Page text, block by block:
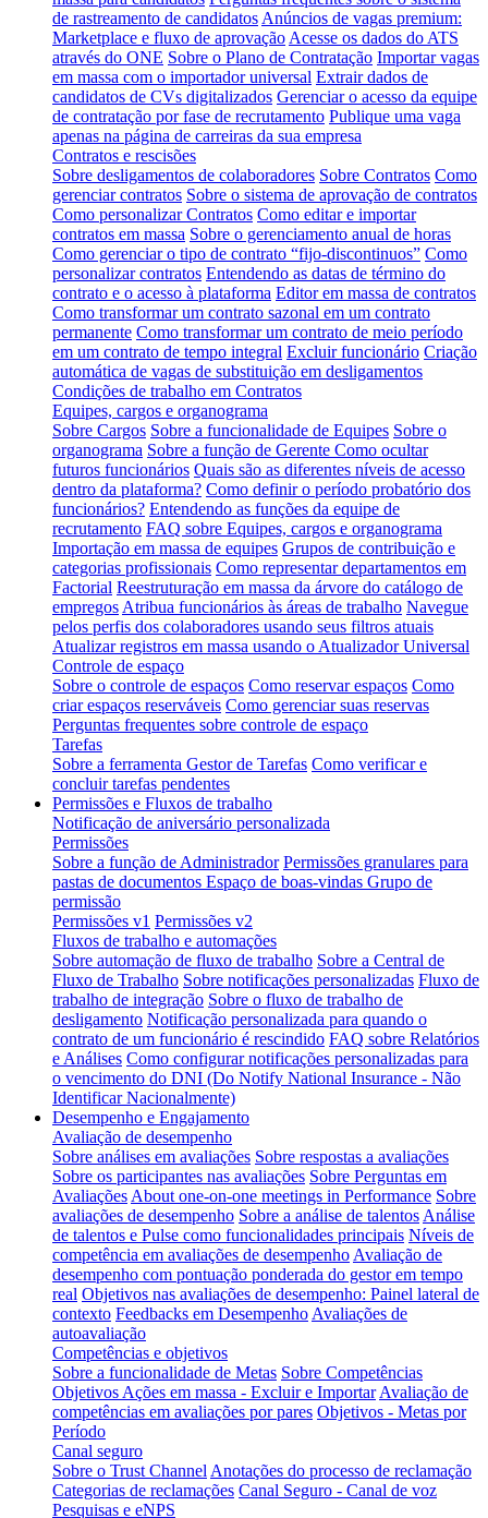
de rastreamento de candidatos Anúncios de vagas premium:
Marketplace e fluxo de aprovação Acesse os dados do ATS
através do ONE Sobre o Plano de Contratação Importar vagas
em massa com o importador universal Extrair dados de
candidatos de CVs digitalizados Gerenciar o acesso da equipe
de contratação por fase de recrutamento Publique uma vaga
apenas na página de carreiras da sua empresa
Contratos e rescisões
Sobre desligamentos de colaboradores Sobre Contratos Como
gerenciar contratos Sobre o sistema de aprovação de contratos
Como personalizar Contratos Como editar e importar
contratos em massa Sobre o gerenciamento anual de horas
Como gerenciar o tipo de contrato “fijo-discontinuos” Como
personalizar contratos Entendendo as datas de término do
contrato e o acesso à plataforma Editor em massa de contratos
Como transformar um contrato sazonal em um contrato
permanente Como transformar um contrato de meio período
em um contrato de tempo integral Excluir funcionário Criação
automática de vagas de substituição em desligamentos
Condições de trabalho em Contratos
Equipes, cargos e organograma
Sobre Cargos Sobre a funcionalidade de Equipes Sobre o
organograma Sobre a função de Gerente Como ocultar
futuros funcionários Quais são as diferentes níveis de acesso
dentro da plataforma? Como definir o período probatório dos
funcionários? Entendendo as funções da equipe de
recrutamento FAQ sobre Equipes, cargos e organograma
Importação em massa de equipes Grupos de contribuição e
categorias profissionais Como representar departamentos em
Factorial Reestruturação em massa da árvore do catálogo de
empregos Atribua funcionários às áreas de trabalho Navegue
pelos perfis dos colaboradores usando seus filtros atuais
Atualizar registros em massa usando o Atualizador Universal
Controle de espaço
Sobre o controle de espaços Como reservar espaços Como
criar espaços reserváveis Como gerenciar suas reservas
Perguntas frequentes sobre controle de espaço
Tarefas
Sobre a ferramenta Gestor de Tarefas Como verificar e
concluir tarefas pendentes
Permissões e Fluxos de trabalho
Notificação de aniversário personalizada
Permissões
Sobre a função de Administrador Permissões granulares para
pastas de documentos Espaço de boas-vindas Grupo de
permissão
Permissões v1 Permissões v2
Fluxos de trabalho e automações
Sobre automação de fluxo de trabalho Sobre a Central de
Fluxo de Trabalho Sobre notificações personalizadas Fluxo de
trabalho de integração Sobre o fluxo de trabalho de
desligamento Notificação personalizada para quando o
contrato de um funcionário é rescindido FAQ sobre Relatórios
e Análises Como configurar notificações personalizadas para
o vencimento do DNI (Do Notify National Insurance - Não
Identificar Nacionalmente)
Desempenho e Engajamento
Avaliação de desempenho
Sobre análises em avaliações Sobre respostas a avaliações
Sobre os participantes nas avaliações Sobre Perguntas em
Avaliações About one-on-one meetings in Performance Sobre
avaliações de desempenho Sobre a análise de talentos Análise
de talentos e Pulse como funcionalidades principais Níveis de
competência em avaliações de desempenho Avaliação de
desempenho com pontuação ponderada do gestor em tempo
real Objetivos nas avaliações de desempenho: Painel lateral de
contexto Feedbacks em Desempenho Avaliações de
autoavaliação
Competências e objetivos
Sobre a funcionalidade de Metas Sobre Competências
Objetivos Ações em massa - Excluir e Importar Avaliação de
competências em avaliações por pares Objetivos - Metas por
Período
Canal seguro
Sobre o Trust Channel Anotações do processo de reclamação
Categorias de reclamações Canal Seguro - Canal de voz
Pesquisas e eNPS